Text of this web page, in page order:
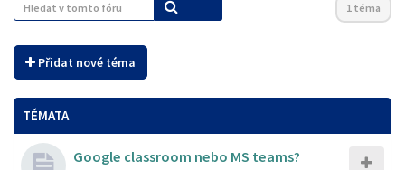
1 téma
Přidat nové téma
TÉMATA
Google classroom nebo MS teams?